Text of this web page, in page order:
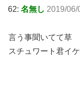
62: 名無し 2019/06/
言う事聞いてて草
スチュワート君イケ